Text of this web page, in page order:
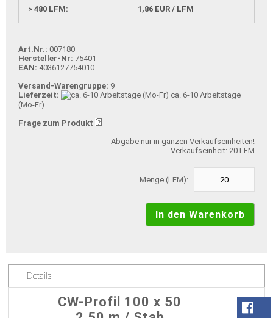
> 480 LFM:
1,86 EUR / LFM
Art.Nr.: 007180
Hersteller-Nr: 75401
EAN: 4036127754010
Versand-Warengruppe: 9
Lieferzeit:
ca. 6-10 Arbeitstage
(Mo-Fr)
Frage zum Produkt
Abgabe nur in ganzen Verkaufseinheiten!
Verkaufseinheit: 20 LFM
Menge (LFM):
Details
CW-Profil 100 x 50